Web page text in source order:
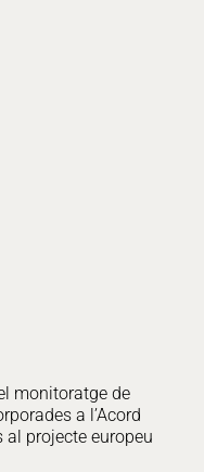
monitoratge de
a l’Acord
al projecte europeu